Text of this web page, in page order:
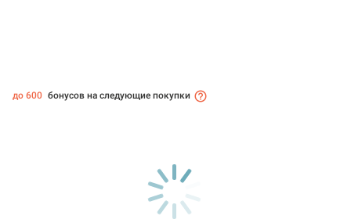
до 600 бонусов на следующие покупки